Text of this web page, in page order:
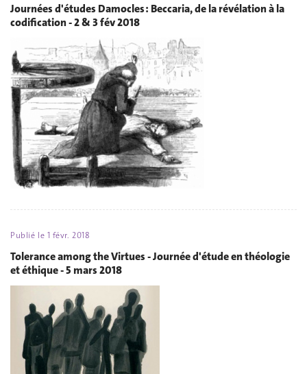
Journées d'études Damocles : Beccaria, de la révélation à la
codification - 2 & 3 fév 2018
Publié le 1 févr. 2018
Tolerance among the Virtues - Journée d'étude en théologie
et éthique - 5 mars 2018